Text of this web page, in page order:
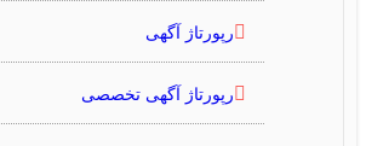
رپورتاژ آگهی
رپورتاژ آگهی تخصصی